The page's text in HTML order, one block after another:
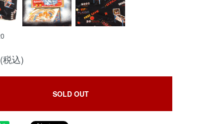
税込)
SOLD OUT